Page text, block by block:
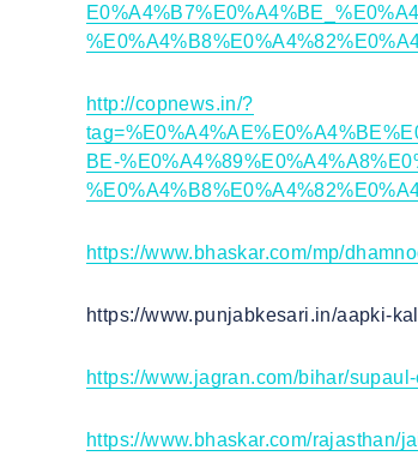
http://copnews.in/?
BE-
https://www.bhaskar.com/mp/
https://www.punjabkesari.in/aapki-
https://www.jagran.com/bihar/
https://www.bhaskar.com/rajasthan/